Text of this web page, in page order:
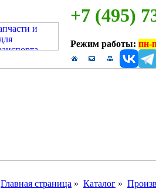
+7 (495)
Режим работы: пн-
Главная страница » Каталог »